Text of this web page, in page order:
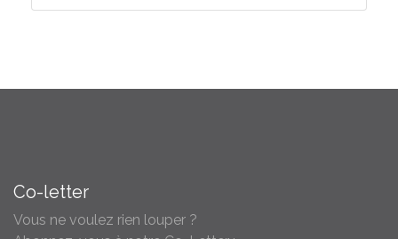
Co-letter
Vous ne voulez rien louper ?